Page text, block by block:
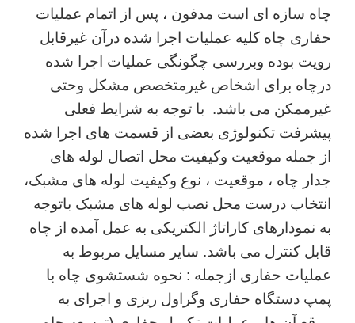
چاه سازه ای است مدفون ، پس از اتمام عملیات
حفاری چاه کلیه عملیات اجرا شده درآن غیرقابل
رویت بوده وبررسی چگونگی عملیات اجرا شده
درچاه برای اشخاص غیرمتخصص مشکل وحتی
غیرممکن می باشد. با توجه به شرایط فعلی
پیشرفت تکنولوژی بعضی از قسمت های اجرا شده
از جمله موقعیت وکیفیت محل اتصال لوله های
جدار چاه ، موقعیت ، نوع وکیفیت لوله های مشبک،
انتخاب درست محل نصب لوله های مشبک باتوجه
به نمودارهای کاراتاژ الکتریکی به عمل آمده از چاه
قابل کنترل می باشد. سایر مسایل مربوط به
عملیات حفاری ازجمله : نحوه شستشوی چاه با
پمپ دستگاه حفاری وگراول ریزی و اجرای به